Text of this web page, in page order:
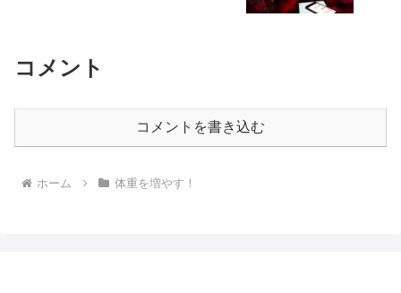
コメント
コメントを書き込む
ホーム 体重を増やす！